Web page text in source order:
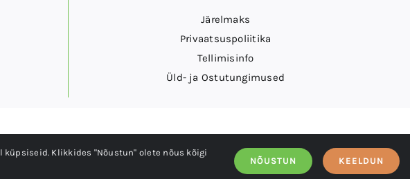
Järelmaks
Privaatsuspoliitika
Tellimisinfo
Üld- ja Ostutungimused
2026
Klikkides "Nõustun" olete nõus kõigi
NÕUSTUN KEELDUN